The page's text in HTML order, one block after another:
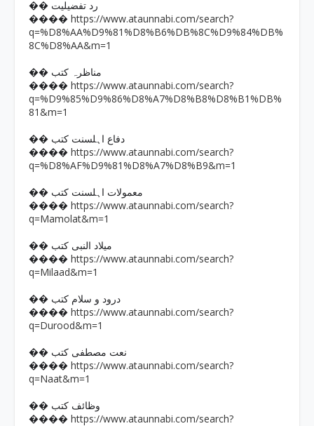
�� رد تفضیلیت
���� https://www.ataunnabi.com/search?
q=%D8%AA%D9%81%D8%B6%DB%8C%D9%84%DB%
8C%D8%AA&m=1
�� مناظرہ کتب
���� https://www.ataunnabi.com/search?
q=%D9%85%D9%86%D8%A7%D8%B8%D8%B1%DB%
81&m=1
�� دفاع اہلسنت کتب
���� https://www.ataunnabi.com/search?
q=%D8%AF%D9%81%D8%A7%D8%B9&m=1
�� معمولات اہلسنت کتب
���� https://www.ataunnabi.com/search?
q=Mamolat&m=1
�� میلاد النبی کتب
���� https://www.ataunnabi.com/search?
q=Milaad&m=1
�� درود و سلام کتب
���� https://www.ataunnabi.com/search?
q=Durood&m=1
�� نعت مصطفی کتب
���� https://www.ataunnabi.com/search?
q=Naat&m=1
�� وظائف کتب
���� https://www.ataunnabi.com/search?